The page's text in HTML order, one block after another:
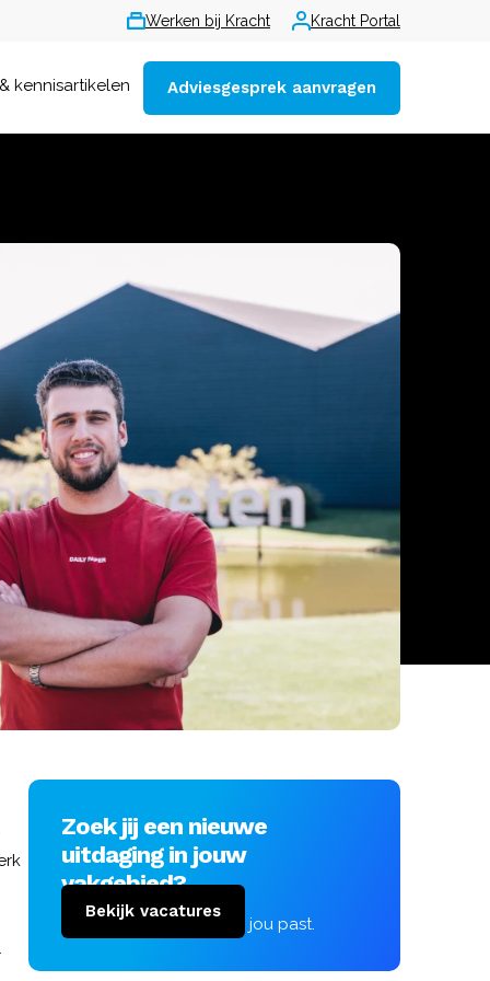
Werken bij Kracht Kracht Portal
kennisartikelen Adviesgesprek aanvragen
Zoek jij een nieuwe
uitdaging in jouw
vakgebied?
Vind de vacature die bij jou past.
Bekijk vacatures